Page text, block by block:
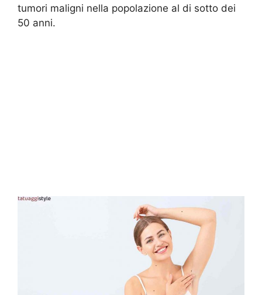
tumori maligni nella popolazione al di sotto dei
50 anni.